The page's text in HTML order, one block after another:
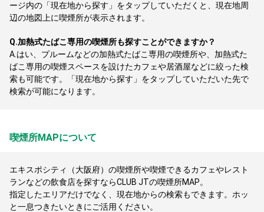
ージ内の「現在地から探す」をタップしていただくと、現在地周
辺の地図上に喫煙所が表示されます。
Q.加熱式たばこ専用の喫煙所も探すことができますか？
A. はい、プルームなどの加熱式たばこ専用の喫煙所や、加熱式た
ばこ専用の喫煙スペースを設けたカフェや居酒屋などに絞った検
索も可能です。「現在地から探す」をタップしていただいた先で
検索が可能になります。
喫煙所MAPについて
エキスポシティ（大阪府）の喫煙所や喫煙できるカフェやレスト
ランなどの飲食店を探すならCLUB JTの喫煙所MAP。
指定したエリアだけでなく、現在地からの検索もできます。ホッ
と一息つきたいときにご活用ください。